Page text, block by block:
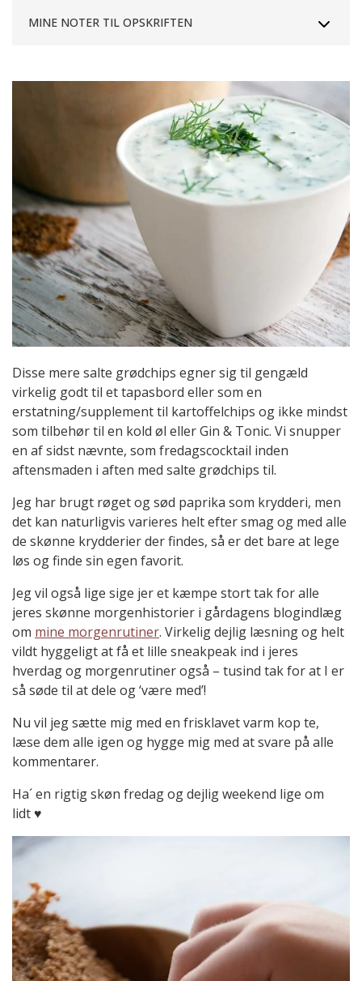
MINE NOTER TIL OPSKRIFTEN
Disse mere salte grødchips egner sig til gengæld
virkelig godt til et tapasbord eller som en
erstatning/supplement til kartoffelchips og ikke mindst
som tilbehør til en kold øl eller Gin & Tonic. Vi snupper
en af sidst nævnte, som fredagscocktail inden
aftensmaden i aften med salte grødchips til.
Jeg har brugt røget og sød paprika som krydderi, men
det kan naturligvis varieres helt efter smag og med alle
de skønne krydderier der findes, så er det bare at lege
løs og finde sin egen favorit.
Jeg vil også lige sige jer et kæmpe stort tak for alle
jeres skønne morgenhistorier i gårdagens blogindlæg
om mine morgenrutiner. Virkelig dejlig læsning og helt
vildt hyggeligt at få et lille sneakpeak ind i jeres
hverdag og morgenrutiner også – tusind tak for at I er
så søde til at dele og ‘være med’!
Nu vil jeg sætte mig med en frisklavet varm kop te,
læse dem alle igen og hygge mig med at svare på alle
kommentarer.
Ha´ en rigtig skøn fredag og dejlig weekend lige om
lidt ♥